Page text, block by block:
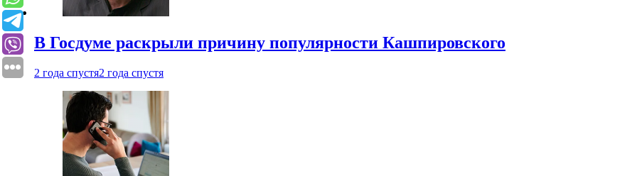
В Госдуме раскрыли причину популярности Кашпировского
2 года спустя2 года спустя